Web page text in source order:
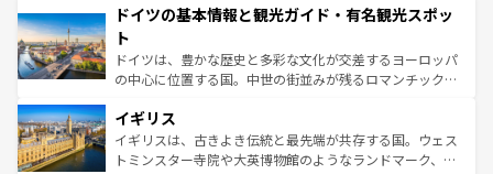
せる。地方によって風土や気候が異なるスペインはその個
ンテンツ一覧 を参照してほしい。
で、幅広い魅力が詰まっている。華麗な宮殿、歴史的な大
聖堂、美しいビーチ、そして豊かな自然が、訪れる者を心
から魅了する。また、フランスは美食の国としても知ら
れ、フランス料理はユネスコ無形文化遺産にも登録されて
香り高いラベンダー畑など、多彩な楽しみ方が可能だ。さ
らに、パリ以外の地域にも魅力が溢れており、どの街角に
も豊かな歴史と文化が息づいている。パリ以外の個性あふ
ドイツの基本情報と観光ガイド・有名観光スポッ
ト
ドイツは、豊かな歴史と多彩な文化が交差するヨーロッパ
の中心に位置する国。中世の街並みが残るロマンチック街
顔を持つこの国は、どこを歩いても飽きることがない。ベ
ルリンの文化的活気、バイエルン州のアルプスの絶景、そ
してライン川沿いのワイン畑といった風景は必見。ビール
イギリス
イギリスは、古きよき伝統と最先端が共存する国。ウェス
トミンスター寺院や大英博物館のようなランドマーク、歴